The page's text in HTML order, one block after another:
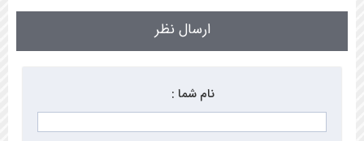
ارسال نظر
نام شما :